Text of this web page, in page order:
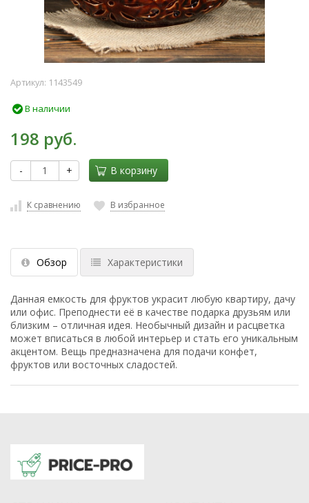
Артикул: 1143549
В наличии
198 руб.
- + В корзину
К сравнению В избранное
Обзор Характеристики
Данная емкость для фруктов украсит любую квартиру, дачу
или офис. Преподнести её в качестве подарка друзьям или
близким – отличная идея. Необычный дизайн и расцветка
может вписаться в любой интерьер и стать его уникальным
акцентом. Вещь предназначена для подачи конфет,
фруктов или восточных сладостей.